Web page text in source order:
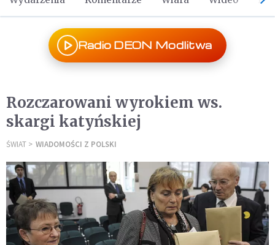
Radio DEON Modlitwa
Rozczarowani wyrokiem ws.
skargi katyńskiej
ŚWIAT WIADOMOŚCI Z POLSKI